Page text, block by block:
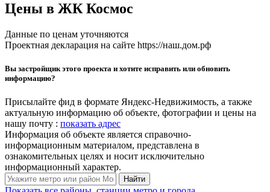
Цены в ЖК Космос
Данные по ценам уточняются
Проектная декларация на сайте https://наш.дом.рф
Вы застройщик этого проекта и хотите исправить или обновить
информацию?
Присылайте фид в формате Яндекс-Недвижимость, а также
актуальную информацию об объекте, фотографии и цены на
нашу почту : показать адрес
Информация об объекте является справочно-
информационным материалом, представлена в
ознакомительных целях и носит исключительно
информационный характер.
Найти